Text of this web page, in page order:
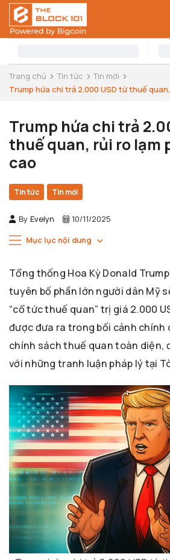
Trang chủ Tin tức
Tin mới
Trump hứa chi trả 2.000 USD từ thuế
Trump hứa chi trả
thuế quan, rủi ro lạm
cao
Tin tức Tin mới
By Evelyn 10/11/2025
Mục lục nội dung
Tổng thống Hoa Kỳ Donald
tuyên bố phần lớn người dân Mỹ
“cổ tức thuế quan” trị giá 2.000
được đưa ra trong bối cảnh chính
chính sách thuế quan toàn diện,
với những tranh luận pháp lý tại